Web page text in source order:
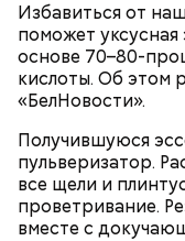
Избавиться от
поможет уксусная
основе 70–80-
кислоты. Об этом
«БелНовости».
Получившуюся
пульверизатор.
все щели и
проветривание.
вместе с